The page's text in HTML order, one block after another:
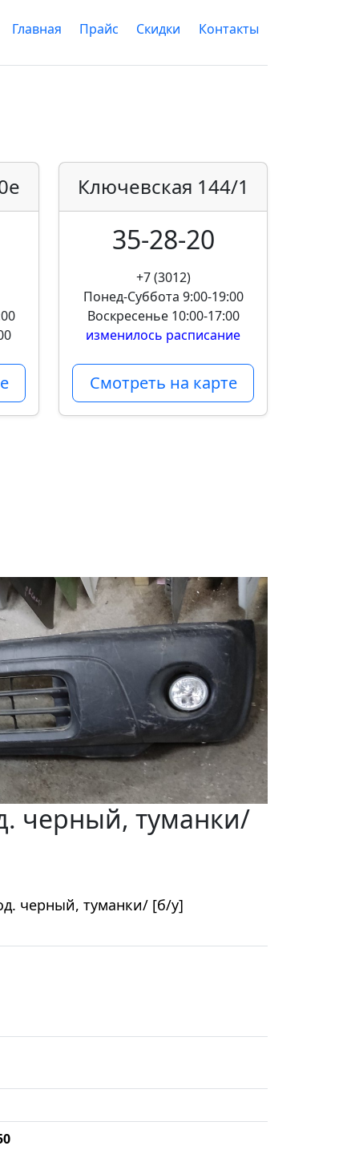
Главная Прайс Скидки Контакты
Ключевская 144/1
35-28-20
+7 (3012)
Понед-Суббота 9:00-19:00
Воскресенье 10:00-17:00
изменилось расписание
Смотреть на карте
черный, туманки/
черный, туманки/ [б/у]